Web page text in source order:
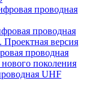
проводная
проводная
Проектная версия
проводная
поколения
UHF